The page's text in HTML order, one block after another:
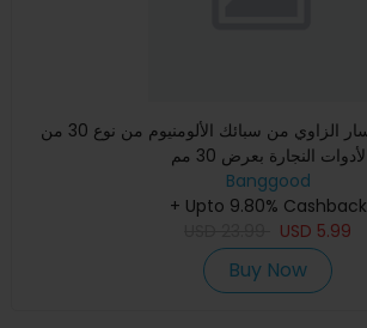
توقف المسار الزاوي من سبائك الألومنيوم من نوع 30 من Drillpro
لأدوات النجارة بعرض 30 مم
Banggood
+ Upto 9.80% Cashback
USD 5.99
Buy Now